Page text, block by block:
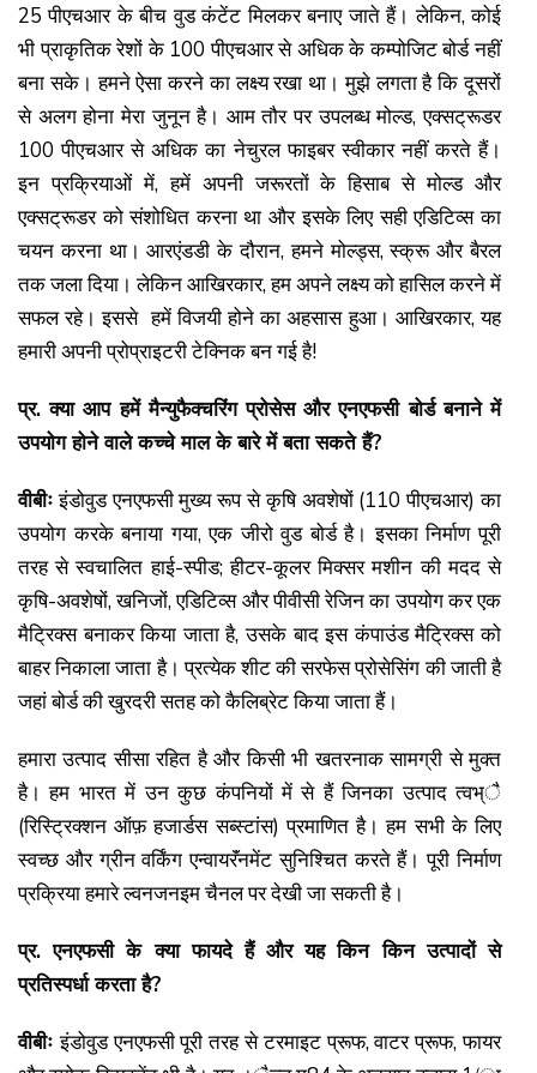
25 पीएचआर के बीच वुड कंटेंट मिलकर बनाए जाते हैं। लेकिन, कोई
भी प्राकृतिक रेशों के 100 पीएचआर से अधिक के कम्पोजिट बोर्ड नहीं
बना सके। हमने ऐसा करने का लक्ष्य रखा था। मुझे लगता है कि दूसरों
से अलग होना मेरा जुनून है। आम तौर पर उपलब्ध मोल्ड, एक्सट्रूडर
100 पीएचआर से अधिक का नेचुरल फाइबर स्वीकार नहीं करते हैं।
इन प्रक्रियाओं में, हमें अपनी जरूरतों के हिसाब से मोल्ड और
एक्सट्रूडर को संशोधित करना था और इसके लिए सही एडिटिव्स का
चयन करना था। आरएंडडी के दौरान, हमने मोल्ड्स, स्क्रू और बैरल
तक जला दिया। लेकिन आखिरकार, हम अपने लक्ष्य को हासिल करने में
सफल रहे। इससे हमें विजयी होने का अहसास हुआ। आखिरकार, यह
हमारी अपनी प्रोप्राइटरी टेक्निक बन गई है!
प्र. क्या आप हमें मैन्युफैक्चरिंग प्रोसेस और एनएफसी बोर्ड बनाने में
उपयोग होने वाले कच्चे माल के बारे में बता सकते हैं?
वीबीःइंडोवुड एनएफसी मुख्य रूप से कृषि अवशेषों (110 पीएचआर) का
उपयोग करके बनाया गया, एक जीरो वुड बोर्ड है। इसका निर्माण पूरी
तरह से स्वचालित हाई-स्पीड; हीटर-कूलर मिक्सर मशीन की मदद से
कृषि-अवशेषों, खनिजों, एडिटिव्स और पीवीसी रेजिन का उपयोग कर एक
मैट्रिक्स बनाकर किया जाता है, उसके बाद इस कंपाउंड मैट्रिक्स को
बाहर निकाला जाता है। प्रत्येक शीट की सरफेस प्रोसेसिंग की जाती है
जहां बोर्ड की खुरदरी सतह को कैलिब्रेट किया जाता हैं।
हमारा उत्पाद सीसा रहित है और किसी भी खतरनाक सामग्री से मुक्त
है। हम भारत में उन कुछ कंपनियों में से हैं जिनका उत्पाद त्वभ्ै
(रिस्ट्रिक्शन ऑफ़ हजार्डस सब्स्टांस) प्रमाणित है। हम सभी के लिए
स्वच्छ और ग्रीन वर्किंग एन्वायरॅंनमेंट सुनिश्चित करते हैं। पूरी निर्माण
प्रक्रिया हमारे ल्वनजनइम चैनल पर देखी जा सकती है।
प्र. एनएफसी के क्या फायदे हैं और यह किन किन उत्पादों से
प्रतिस्पर्धा करता है?
वीबीःइंडोवुड एनएफसी पूरी तरह से टरमाइट प्रूफ, वाटर प्रूफ, फायर